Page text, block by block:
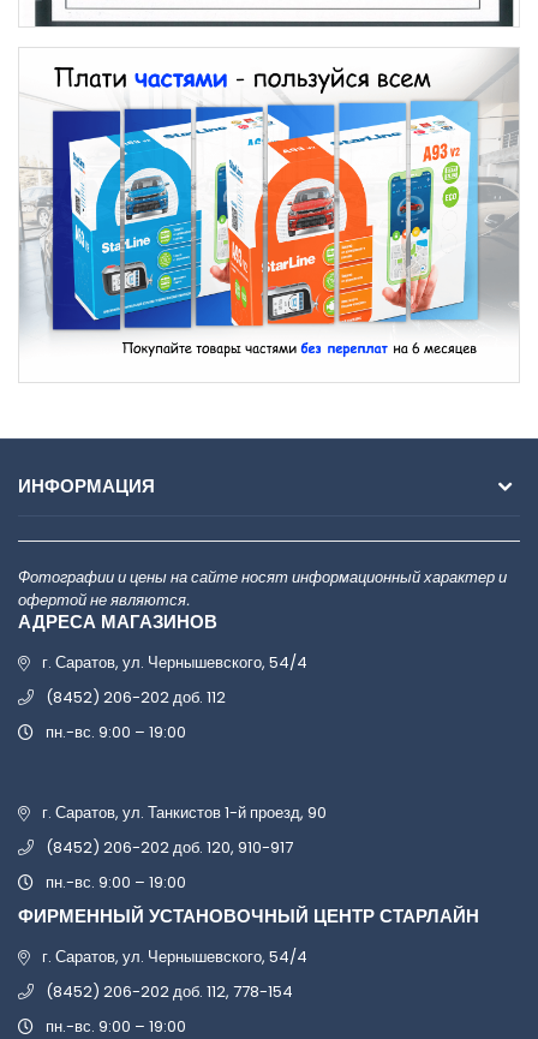
ИНФОРМАЦИЯ
Фотографии и цены на сайте носят информационный характер и
офертой не являются.
АДРЕСА МАГАЗИНОВ
г. Саратов, ул. Чернышевского, 54/4
(8452) 206-202 доб. 112
пн.-вс. 9:00 – 19:00
г. Саратов, ул. Танкистов 1-й проезд, 90
(8452) 206-202 доб. 120, 910-917
пн.-вс. 9:00 – 19:00
ФИРМЕННЫЙ УСТАНОВОЧНЫЙ ЦЕНТР СТАРЛАЙН
г. Саратов, ул. Чернышевского, 54/4
(8452) 206-202 доб. 112, 778-154
пн.-вс. 9:00 – 19:00